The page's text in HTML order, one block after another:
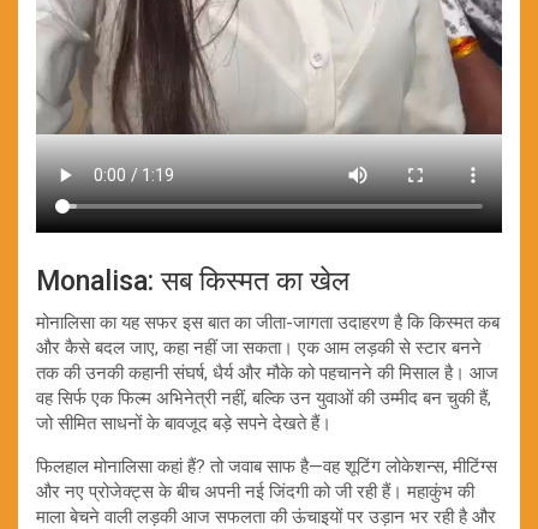
Monalisa: सब किस्मत का खेल
मोनालिसा का यह सफर इस बात का जीता-जागता उदाहरण है कि किस्मत कब
और कैसे बदल जाए, कहा नहीं जा सकता। एक आम लड़की से स्टार बनने
तक की उनकी कहानी संघर्ष, धैर्य और मौके को पहचानने की मिसाल है। आज
वह सिर्फ एक फिल्म अभिनेत्री नहीं, बल्कि उन युवाओं की उम्मीद बन चुकी हैं,
जो सीमित साधनों के बावजूद बड़े सपने देखते हैं।
फिलहाल मोनालिसा कहां हैं? तो जवाब साफ है—वह शूटिंग लोकेशन्स, मीटिंग्स
और नए प्रोजेक्ट्स के बीच अपनी नई जिंदगी को जी रही हैं। महाकुंभ की
माला बेचने वाली लड़की आज सफलता की ऊंचाइयों पर उड़ान भर रही है और